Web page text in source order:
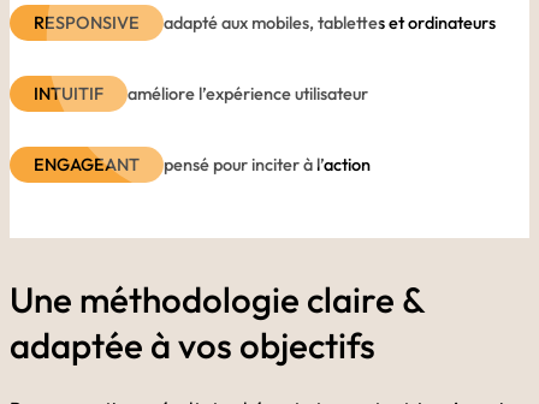
RESPONSIVE adapté aux mobiles, tablettes et ordinateurs
INTUITIF améliore l’expérience utilisateur
ENGAGEANT pensé pour inciter à l’action
Une méthodologie claire &
adaptée à vos objectifs